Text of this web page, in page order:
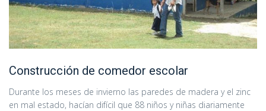
Construcción de comedor escolar
Durante los meses de invierno las paredes de madera y el zinc
en mal estado, hacían difícil que 88 niños y niñas diariamente